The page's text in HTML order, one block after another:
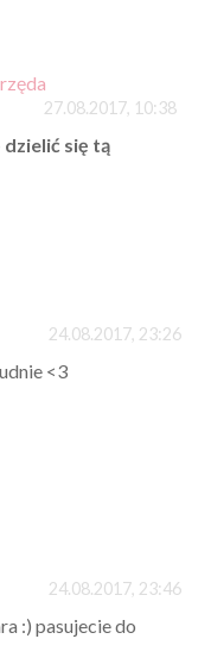
27.08.2017, 10:38
dzielić się tą
24.08.2017, 23:26
<3
24.08.2017, 23:46
:) pasujecie do